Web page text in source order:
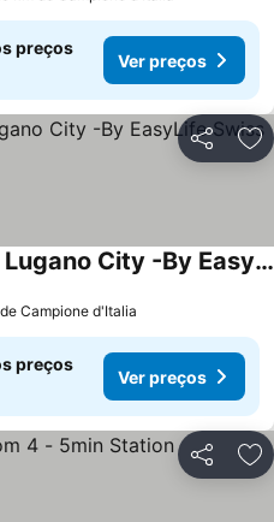
preços
Ver preços
Partilhar
Lime Splendido x4PAX Lugano City -By EasyLife Swiss
Campione d'Italia
preços
Ver preços
Partilhar